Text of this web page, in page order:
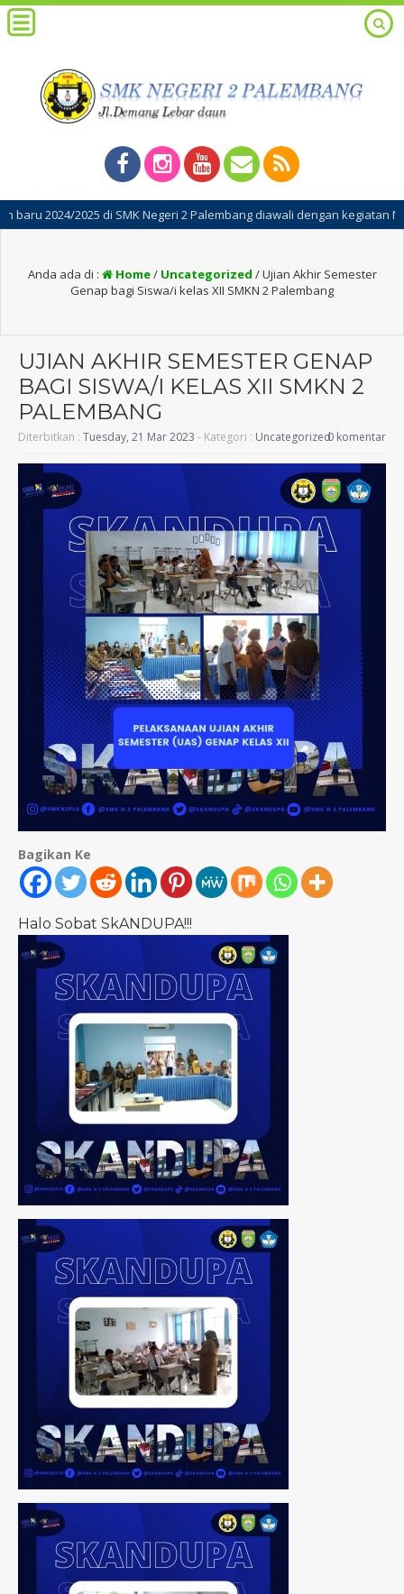
di SMK Negeri 2 Palembang diawali dengan kegiatan Masa
Anda ada di : Home/ Uncategorized /Ujian Akhir Semester
Genap bagi Siswa/i kelas XII SMKN 2 Palembang
UJIAN AKHIR SEMESTER GENAP
BAGI SISWA/I KELAS XII SMKN 2
PALEMBANG
Diterbitkan : Tuesday, 21 Mar 2023 - Kategori : Uncategorized0 komentar
Bagikan Ke
Halo Sobat SkANDUPA!!!